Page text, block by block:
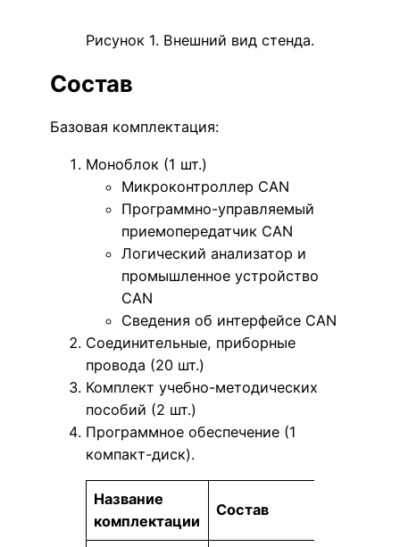
Рисунок 1. Внешний вид стенда.
Состав
Базовая комплектация:
Моноблок (1 шт.)
Микроконтроллер CAN
Программно-управляемый
приемопередатчик CAN
Логический анализатор и
промышленное устройство
CAN
Сведения об интерфейсе CAN
Соединительные, приборные
провода (20 шт.)
Комплект учебно-методических
пособий (2 шт.)
Программное обеспечение (1
компакт-диск).
Название
комплектации
Состав